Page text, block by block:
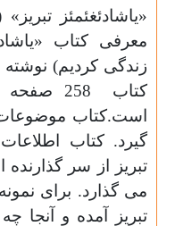
«یاشادئغئمئز
معرفی کتاب
زندگی کردیم)
کتاب
258
است.کتاب موضوعات
گیرد. کتاب
تبریز از سر
می گذارد. برای
تبریز آمده و آنجا